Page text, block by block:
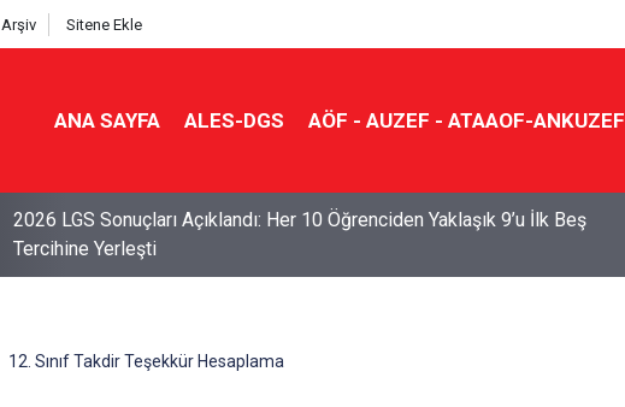
Arşiv Sitene Ekle
ANA SAYFA ALES-DGS AÖF - AUZEF - ATAAOF-ANKUZEF
2026 LGS Sonuçları Açıklandı: Her 10 Öğrenciden Yaklaşık 9’u İlk Beş
Tercihine Yerleşti
12. Sınıf Takdir Teşekkür Hesaplama